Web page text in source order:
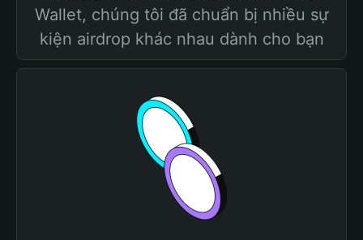
Wallet, chúng tôi đã chuẩn bị nhiều sự
kiện airdrop khác nhau dành cho bạn